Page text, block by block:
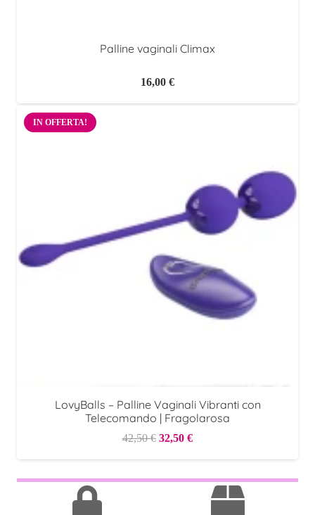
Palline vaginali Climax
16,00 €
IN OFFERTA!
LovyBalls – Palline Vaginali Vibranti con
Telecomando | Fragolarosa
42,50€ Il
prezzo
originale
32,50 €Il
prezzo
attuale